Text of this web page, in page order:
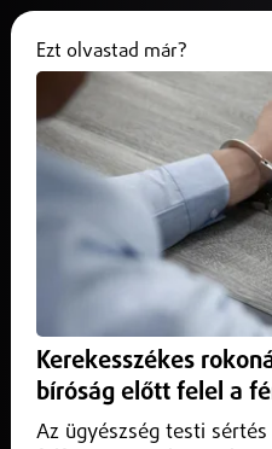
Szövevényes
Debrecen Járási
szabolcsi
2026. május 08.Debrecen Helyi
Bűnszervezetben elkövetett
a Debreceni Járási
külföldi bűnözői csoportnak
szerzett tízmilliók tisztára
Ezt olvastad már?
Kerekesszékes
bíróság előtt felel a
Az ügyészség testi